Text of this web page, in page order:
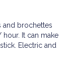
and brochettes
It can make
Electric and